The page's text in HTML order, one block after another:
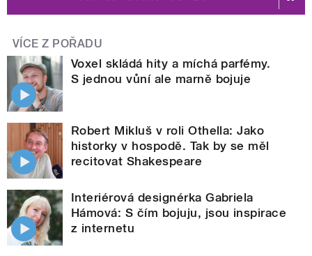
VÍCE Z POŘADU
Voxel skládá hity a míchá parfémy.
S jednou vůní ale marně bojuje
Robert Mikluš v roli Othella: Jako
historky v hospodě. Tak by se měl
recitovat Shakespeare
Interiérová designérka Gabriela
Hámová: S čím bojuju, jsou inspirace
z internetu